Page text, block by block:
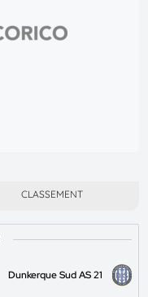
CLASSEMENT
Dunkerque Sud AS 21